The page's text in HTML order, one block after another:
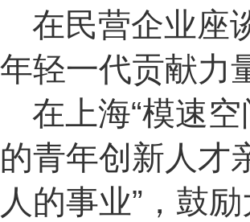
在民营企业座
年轻一代贡献力
在上海“模速
的青年创新人才
人的事业”，鼓